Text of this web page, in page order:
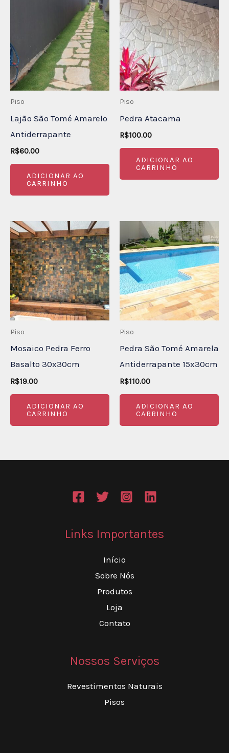
Piso
Lajão São Tomé Amarelo
Antiderrapante
R$60.00
ADICIONAR AO
CARRINHO
Piso
Pedra Atacama
R$100.00
ADICIONAR AO
CARRINHO
Piso
Mosaico Pedra Ferro
Basalto 30x30cm
R$19.00
ADICIONAR AO
CARRINHO
Piso
Pedra São Tomé Amarela
Antiderrapante 15x30cm
R$110.00
ADICIONAR AO
CARRINHO
Links Importantes
Início
Sobre Nós
Produtos
Loja
Contato
Nossos Serviços
Revestimentos Naturais
Pisos